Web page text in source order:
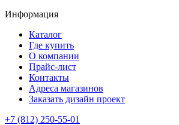
Информация
Каталог
Где купить
О компании
Прайс-лист
Контакты
Адреса магазинов
Заказать дизайн проект
+7 (812) 250-55-01